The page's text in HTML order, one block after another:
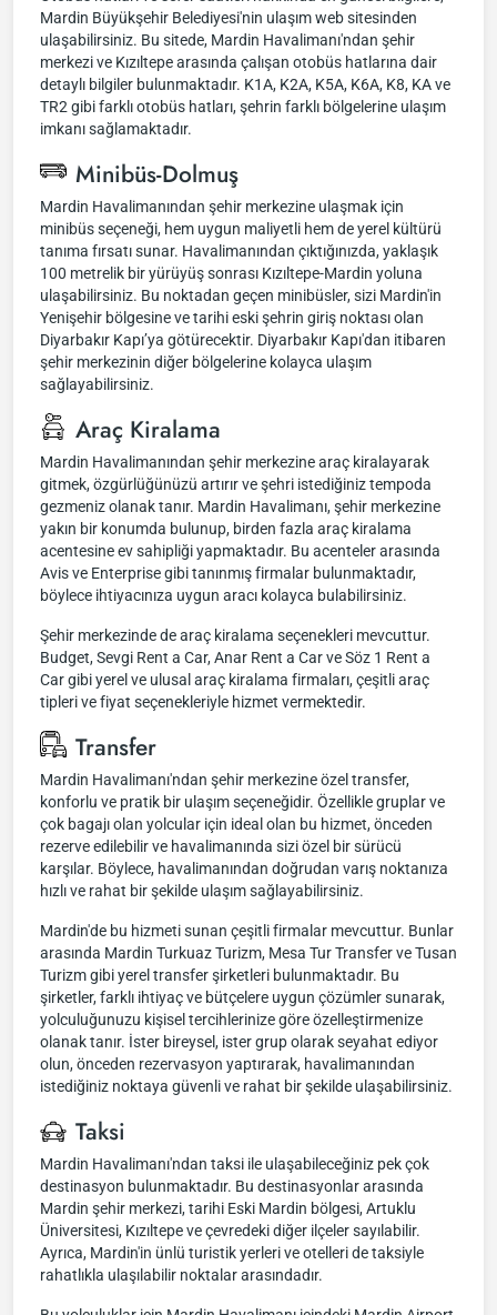
Mardin Büyükşehir Belediyesi'nin ulaşım web sitesinden
ulaşabilirsiniz. Bu sitede, Mardin Havalimanı'ndan şehir
merkezi ve Kızıltepe arasında çalışan otobüs hatlarına dair
detaylı bilgiler bulunmaktadır. K1A, K2A, K5A, K6A, K8, KA ve
TR2 gibi farklı otobüs hatları, şehrin farklı bölgelerine ulaşım
imkanı sağlamaktadır.
Minibüs-Dolmuş
Mardin Havalimanından şehir merkezine ulaşmak için
minibüs seçeneği, hem uygun maliyetli hem de yerel kültürü
tanıma fırsatı sunar. Havalimanından çıktığınızda, yaklaşık
100 metrelik bir yürüyüş sonrası Kızıltepe-Mardin yoluna
ulaşabilirsiniz. Bu noktadan geçen minibüsler, sizi Mardin'in
Yenişehir bölgesine ve tarihi eski şehrin giriş noktası olan
Diyarbakır Kapı’ya götürecektir. Diyarbakır Kapı'dan itibaren
şehir merkezinin diğer bölgelerine kolayca ulaşım
sağlayabilirsiniz.
Araç Kiralama
Mardin Havalimanından şehir merkezine araç kiralayarak
gitmek, özgürlüğünüzü artırır ve şehri istediğiniz tempoda
gezmeniz olanak tanır. Mardin Havalimanı, şehir merkezine
yakın bir konumda bulunup, birden fazla araç kiralama
acentesine ev sahipliği yapmaktadır. Bu acenteler arasında
Avis ve Enterprise gibi tanınmış firmalar bulunmaktadır,
böylece ihtiyacınıza uygun aracı kolayca bulabilirsiniz.
Şehir merkezinde de araç kiralama seçenekleri mevcuttur.
Budget, Sevgi Rent a Car, Anar Rent a Car ve Söz 1 Rent a
Car gibi yerel ve ulusal araç kiralama firmaları, çeşitli araç
tipleri ve fiyat seçenekleriyle hizmet vermektedir.
Transfer
Mardin Havalimanı'ndan şehir merkezine özel transfer,
konforlu ve pratik bir ulaşım seçeneğidir. Özellikle gruplar ve
çok bagajı olan yolcular için ideal olan bu hizmet, önceden
rezerve edilebilir ve havalimanında sizi özel bir sürücü
karşılar. Böylece, havalimanından doğrudan varış noktanıza
hızlı ve rahat bir şekilde ulaşım sağlayabilirsiniz.
Mardin'de bu hizmeti sunan çeşitli firmalar mevcuttur. Bunlar
arasında Mardin Turkuaz Turizm, Mesa Tur Transfer ve Tusan
Turizm gibi yerel transfer şirketleri bulunmaktadır. Bu
şirketler, farklı ihtiyaç ve bütçelere uygun çözümler sunarak,
yolculuğunuzu kişisel tercihlerinize göre özelleştirmenize
olanak tanır. İster bireysel, ister grup olarak seyahat ediyor
olun, önceden rezervasyon yaptırarak, havalimanından
istediğiniz noktaya güvenli ve rahat bir şekilde ulaşabilirsiniz.
Taksi
Mardin Havalimanı'ndan taksi ile ulaşabileceğiniz pek çok
destinasyon bulunmaktadır. Bu destinasyonlar arasında
Mardin şehir merkezi, tarihi Eski Mardin bölgesi, Artuklu
Üniversitesi, Kızıltepe ve çevredeki diğer ilçeler sayılabilir.
Ayrıca, Mardin'in ünlü turistik yerleri ve otelleri de taksiyle
rahatlıkla ulaşılabilir noktalar arasındadır.